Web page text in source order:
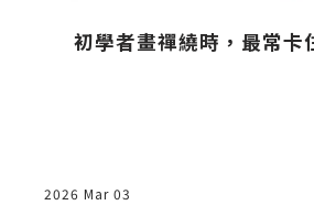
初學者畫禪繞時，最常卡
2026 Mar 03